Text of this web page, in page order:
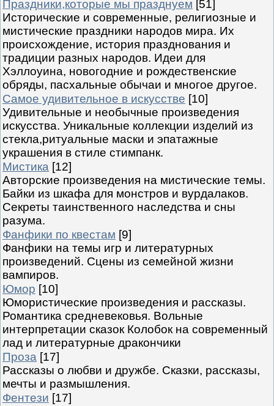
Праздники,которые мы празднуем [51]
Исторические и современные, религиозные и
мистические праздники народов мира. Их
происхождение, история празднования и
традиции разных народов. Идеи для
Хэллоуина, новогодние и рождественские
обряды, пасхальные обычаи и многое другое.
Самое удивительное в искусстве [10]
Удивительные и необычные произведения
искусства. Уникальные коллекции изделий из
стекла,ритуальные маски и эпатажные
украшения в стиле стимпанк.
Мистика [12]
Авторские произведения на мистические темы.
Байки из шкафа для монстров и вурдалаков.
Секреты таинственного наследства и сны
разума.
Фанфики по квестам [9]
Фанфики на темы игр и литературных
произведений. Сцены из семейной жизни
вампиров.
Юмор [10]
Юмористические произведения и рассказы.
Романтика средневековья. Вольные
интерпретации сказок Колобок на современный
лад и литературные дракончики
Проза [17]
Рассказы о любви и дружбе. Сказки, рассказы,
мечты и размышления.
Фентези [17]